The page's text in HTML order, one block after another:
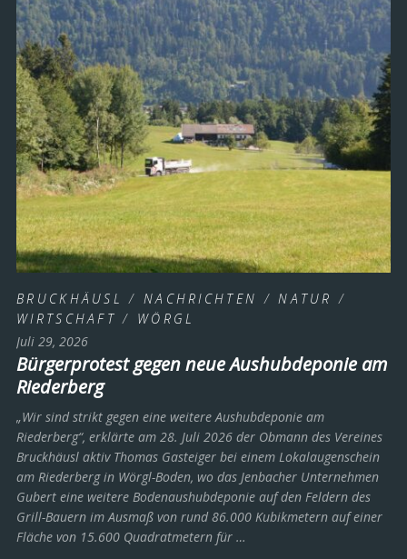
BRUCKHÄUSL / NACHRICHTEN /NATUR /
WIRTSCHAFT / WÖRGL
Juli 29, 2026
Bürgerprotest gegen neue Aushubdeponie am
Riederberg
„Wir sind strikt gegen eine weitere Aushubdeponie am
Riederberg“, erklärte am 28. Juli 2026 der Obmann des Vereines
Bruckhäusl aktiv Thomas Gasteiger bei einem Lokalaugenschein
am Riederberg in Wörgl-Boden, wo das Jenbacher Unternehmen
Gubert eine weitere Bodenaushubdeponie auf den Feldern des
Grill-Bauern im Ausmaß von rund 86.000 Kubikmetern auf einer
Fläche von 15.600 Quadratmetern für …